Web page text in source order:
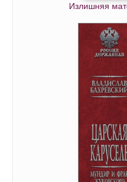
Излишняя